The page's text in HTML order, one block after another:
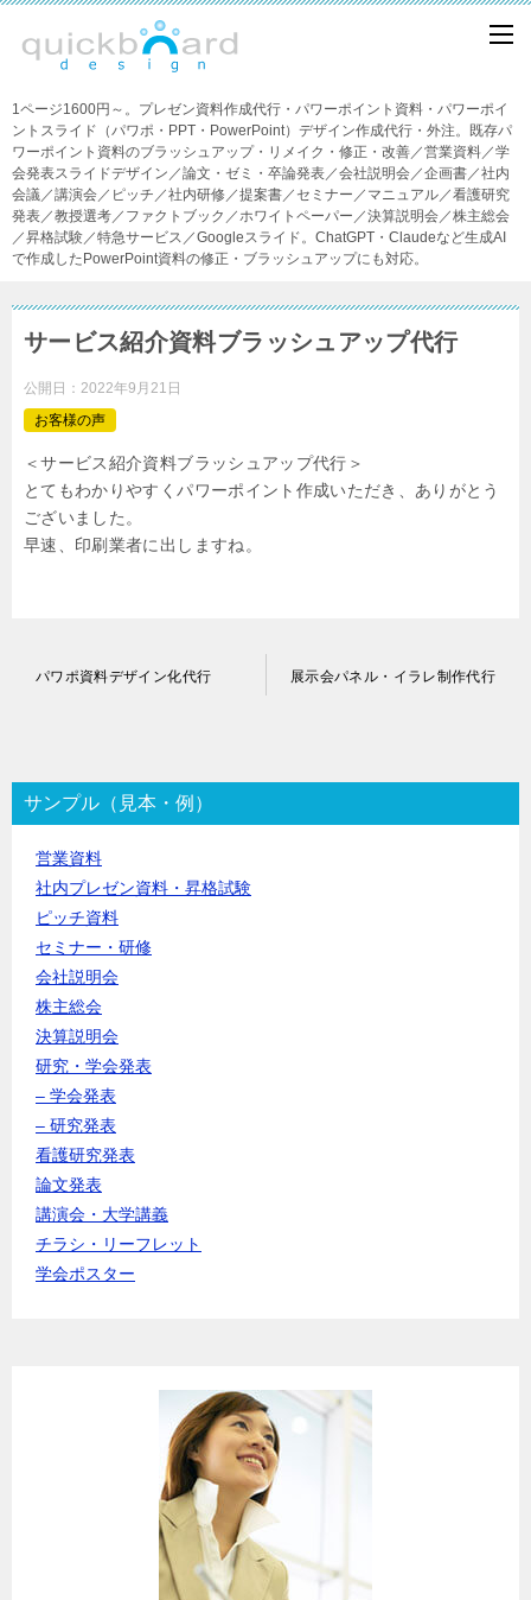
1ページ1600円～。プレゼン資料作成代行・パワーポイント資料・パワーポイ
ントスライド（パワポ・PPT・PowerPoint）デザイン作成代行・外注。既存パ
ワーポイント資料のブラッシュアップ・リメイク・修正・改善／営業資料／学
会発表スライドデザイン／論文・ゼミ・卒論発表／会社説明会／企画書／社内
会議／講演会／ピッチ／社内研修／提案書／セミナー／マニュアル／看護研究
発表／教授選考／ファクトブック／ホワイトペーパー／決算説明会／株主総会
／昇格試験／特急サービス／Googleスライド。ChatGPT・Claudeなど生成AI
で作成したPowerPoint資料の修正・ブラッシュアップにも対応。
サービス紹介資料ブラッシュアップ代行
公開日： 2022年9月21日
お客様の声
＜サービス紹介資料ブラッシュアップ代行＞
とてもわかりやすくパワーポイント作成いただき、ありがとう
ございました。
早速、印刷業者に出しますね。
ゲ
ー
シ
パワポ資料デザイン化代行 展示会パネル・イラレ制作代行
サンプル（見本・例）
営業資料
社内プレゼン資料・昇格試験
ピッチ資料
セミナー・研修
会社説明会
株主総会
決算説明会
研究・学会発表
– 学会発表
– 研究発表
看護研究発表
論文発表
講演会・大学講義
チラシ・リーフレット
学会ポスター